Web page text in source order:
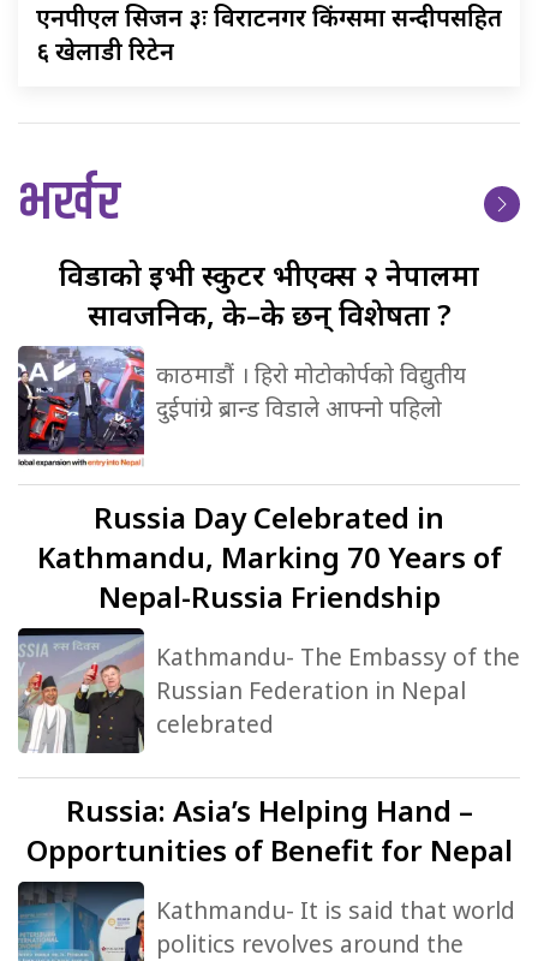
एनपीएलसिजन ३ः विराटनगर किंग्समा सन्दीपसहित
६ खेलाडी रिटेन
भर्खर
विडाकोईभी स्कुटर भीएक्स २ नेपालमा
सार्वजनिक, के–के छन् विशेषता ?
काठमाडौं । हिरो मोटोकोर्पको विद्युतीय
दुईपांग्रे ब्रान्ड विडाले आफ्नो पहिलो
Russia Day Celebrated in
Kathmandu, Marking 70 Years of
Nepal-Russia Friendship
Kathmandu- The Embassy of the
Russian Federation in Nepal
celebrated
Russia: Asia’s Helping Hand –
Opportunities of Benefit for Nepal
Kathmandu- It is said that world
politics revolves around the